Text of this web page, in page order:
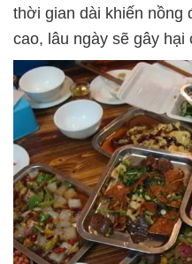
thời gian dài khiến nồng
cao, lâu ngày sẽ gây hại